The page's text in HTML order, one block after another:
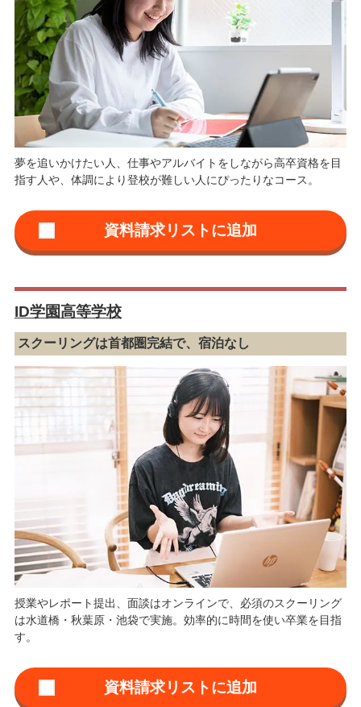
夢を追いかけたい人、仕事やアルバイトをしながら高卒資格を目
指す人や、体調により登校が難しい人にぴったりなコース。
ID学園高等学校
スクーリングは首都圏完結で、宿泊なし
授業やレポート提出、面談はオンラインで、必須のスクーリング
は水道橋・秋葉原・池袋で実施。効率的に時間を使い卒業を目指
す。